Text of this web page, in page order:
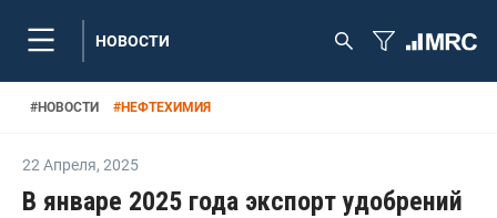
НОВОСТИ
#НОВОСТИ #НЕФТЕХИМИЯ
22 Апреля, 2025
В январе 2025 года экспорт удобрений